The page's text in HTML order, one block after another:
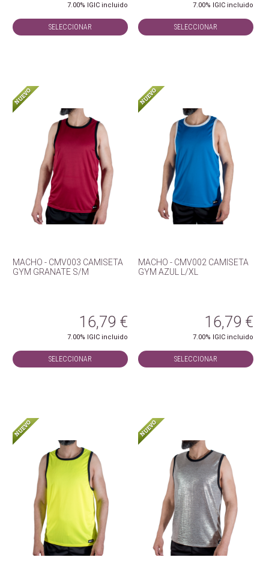
7.00% IGIC incluido
SELECCIONAR
7.00% IGIC incluido
SELECCIONAR
MACHO - CMV003 CAMISETA
GYM GRANATE S/M
16,79 €
7.00% IGIC incluido
SELECCIONAR
MACHO - CMV002 CAMISETA
GYM AZUL L/XL
16,79 €
7.00% IGIC incluido
SELECCIONAR